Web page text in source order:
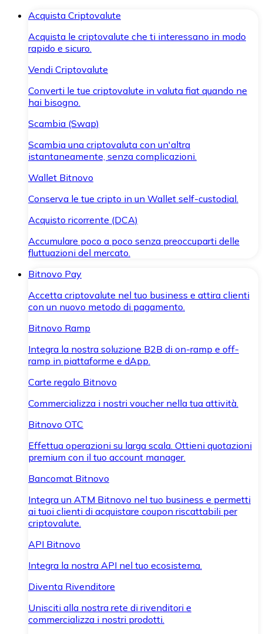
Acquista Criptovalute
Acquista le criptovalute che ti interessano in modo
rapido e sicuro.
Vendi Criptovalute
Converti le tue criptovalute in valuta fiat quando ne
hai bisogno.
Scambia (Swap)
Scambia una criptovaluta con un'altra
istantaneamente, senza complicazioni.
Wallet Bitnovo
Conserva le tue cripto in un Wallet self-custodial.
Acquisto ricorrente (DCA)
Accumulare poco a poco senza preoccuparti delle
fluttuazioni del mercato.
Bitnovo Pay
Accetta criptovalute nel tuo business e attira clienti
con un nuovo metodo di pagamento.
Bitnovo Ramp
Integra la nostra soluzione B2B di on-ramp e off-
ramp in piattaforme e dApp.
Carte regalo Bitnovo
Commercializza i nostri voucher nella tua attività.
Bitnovo OTC
Effettua operazioni su larga scala. Ottieni quotazioni
premium con il tuo account manager.
Bancomat Bitnovo
Integra un ATM Bitnovo nel tuo business e permetti
ai tuoi clienti di acquistare coupon riscattabili per
criptovalute.
API Bitnovo
Integra la nostra API nel tuo ecosistema.
Diventa Rivenditore
Unisciti alla nostra rete di rivenditori e
commercializza i nostri prodotti.